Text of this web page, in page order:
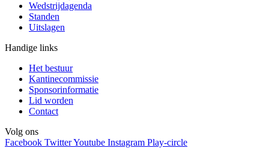
Wedstrijdagenda
Standen
Uitslagen
Handige links
Het bestuur
Kantinecommissie
Sponsorinformatie
Lid worden
Contact
Volg ons
Facebook TwitterYoutube Instagram Play-circle